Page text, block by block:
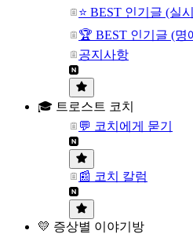
⭐ BEST 인기글 (실
🏆 BEST 인기글 (명
공지사항
🎓 트로스트 코치
💬 코치에게 묻기
📰 코치 칼럼
💛 증상별 이야기방